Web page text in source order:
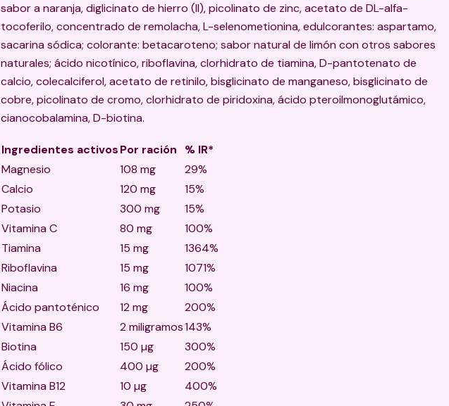
sabor a naranja, diglicinato de hierro (II), picolinato de zinc, acetato de DL-alfa-
tocoferilo, concentrado de remolacha, L-selenometionina, edulcorantes: aspartamo,
sacarina sódica; colorante: betacaroteno; sabor natural de limón con otros sabores
naturales; ácido nicotínico, riboflavina, clorhidrato de tiamina, D-pantotenato de
calcio, colecalciferol, acetato de retinilo, bisglicinato de manganeso, bisglicinato de
cobre, picolinato de cromo, clorhidrato de piridoxina, ácido pteroilmonoglutámico,
cianocobalamina, D-biotina.
Ingredientes activosPor ración
% IR*
Magnesio
108 mg
29%
Calcio
120 mg
15%
Potasio
300 mg
15%
Vitamina C
80 mg
100%
Tiamina
15 mg
1364%
Riboflavina
15 mg
1071%
Niacina
16 mg
100%
Ácido pantoténico
12 mg
200%
Vitamina B6
2 miligramos143%
Biotina
150 µg
300%
Ácido fólico
400 µg
200%
Vitamina B12
10 µg
400%